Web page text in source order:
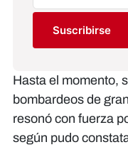
Suscribirse
Hasta el momento,
bombardeos de
resonó con fuerza
según pudo